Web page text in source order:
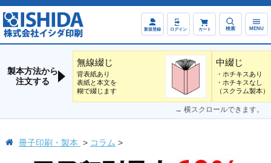
新規登録 ログイン カート 検索 MENU
製本方法から
注文する
無線綴じ
背表紙あり
表紙と本文を
糊で綴じます
中綴じ
・ホチキスあり
・ホチキスなし
（スクラム製本）
→ 横スクロールできます。
冊子印刷・製本 コラム